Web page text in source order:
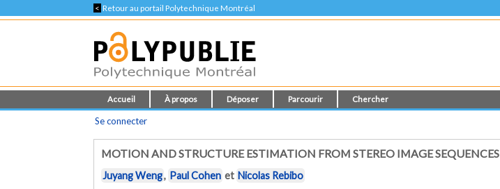
< Retour au portail Polytechnique Montréal
Accueil À propos Déposer Parcourir Chercher
Se connecter
MOTION AND STRUCTURE ESTIMATION FROM STEREO IMAGE SEQUENCES
Juyang Weng, Paul Cohen et Nicolas Rebibo